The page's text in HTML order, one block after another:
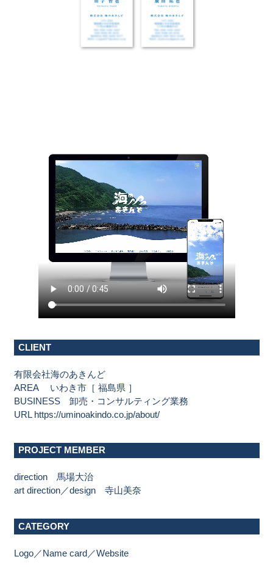
CLIENT
有限会社海のあきんど
AREA いわき市［ 福島県 ］
BUSINESS 卸売・コンサルティング業務
URL https://uminoakindo.co.jp/about/
PROJECT MEMBER
direction 馬場大治
art direction／design 寺山美奈
CATEGORY
Logo／Name card／Website